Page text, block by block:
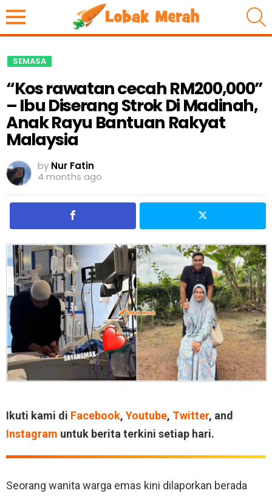
SEMASA
“Kos rawatan cecah RM200,000”
– Ibu Diserang Strok Di Madinah,
Anak Rayu Bantuan Rakyat
Malaysia
by Nur Fatin
4 months ago
Ikuti kami di Facebook, Youtube, Twitter, and
Instagram untuk berita terkini setiap hari.
Seorang wanita warga emas kini dilaporkan berada